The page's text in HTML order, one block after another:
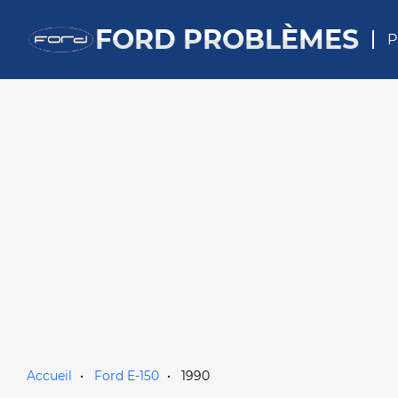
FORD PROBLÈMES
Accueil Ford E-150 1990